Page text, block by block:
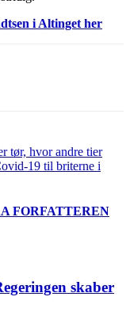
i Altinget her
tør, hvor andre tier
19 til briterne i
FORFATTEREN
skaber